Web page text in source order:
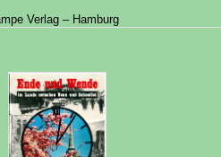
Verlag – Hamburg